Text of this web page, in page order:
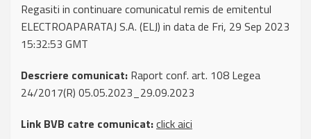
Regasiti in continuare comunicatul remis de emitentul
ELECTROAPARATAJ S.A. (ELJ) in data de Fri, 29 Sep 2023
15:32:53 GMT
Descriere comunicat: Raport conf. art. 108 Legea
24/2017(R) 05.05.2023_29.09.2023
Link BVB catre comunicat:click aici